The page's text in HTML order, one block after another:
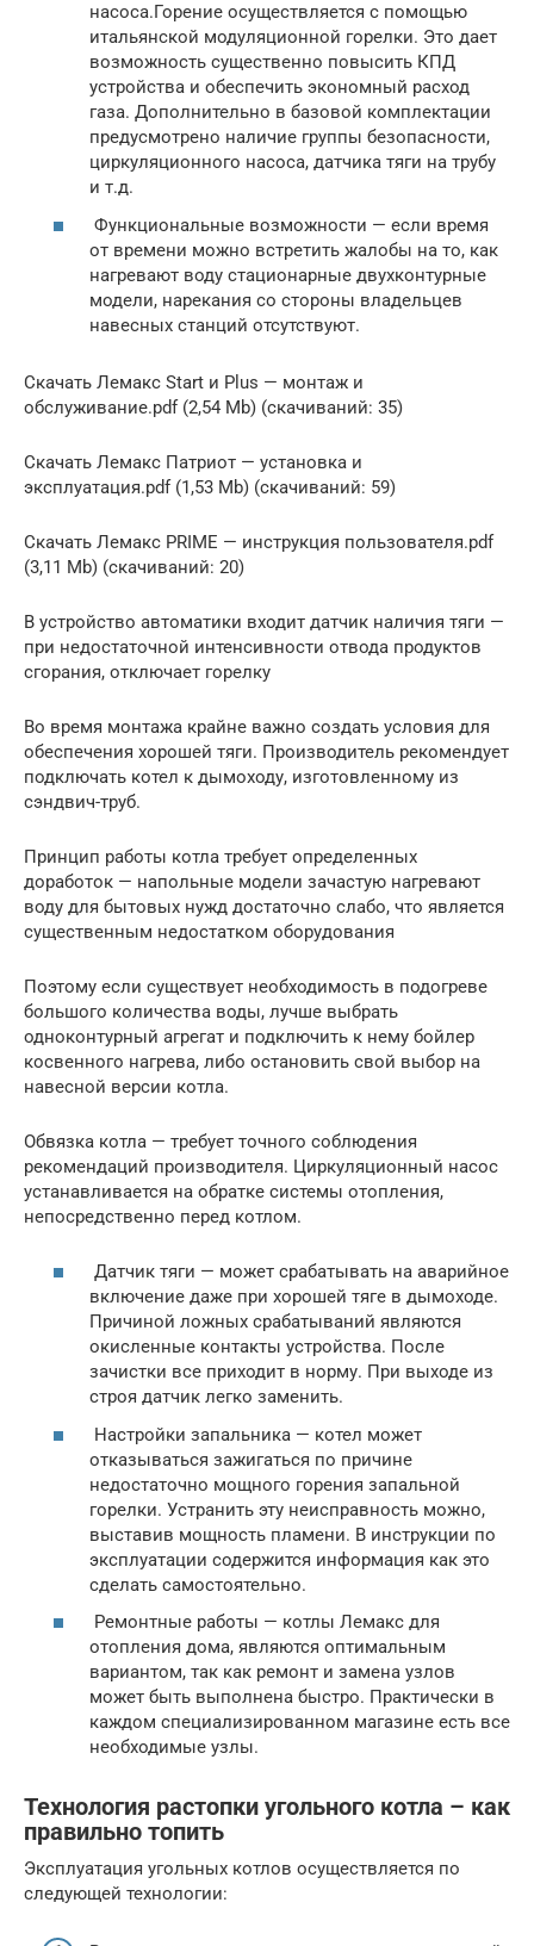
насоса.Горение осуществляется с помощью
итальянской модуляционной горелки. Это дает
возможность существенно повысить КПД
устройства и обеспечить экономный расход
газа. Дополнительно в базовой комплектации
предусмотрено наличие группы безопасности,
циркуляционного насоса, датчика тяги на трубу
и т.д.
Функциональные возможности — если время
от времени можно встретить жалобы на то, как
нагревают воду стационарные двухконтурные
модели, нарекания со стороны владельцев
навесных станций отсутствуют.
Скачать Лемакс Start и Plus — монтаж и
обслуживание.pdf (2,54 Mb) (cкачиваний: 35)
Скачать Лемакс Патриот — установка и
эксплуатация.pdf (1,53 Mb) (cкачиваний: 59)
Скачать Лемакс PRIME — инструкция пользователя.pdf
(3,11 Mb) (cкачиваний: 20)
В устройство автоматики входит датчик наличия тяги —
при недостаточной интенсивности отвода продуктов
сгорания, отключает горелку
Во время монтажа крайне важно создать условия для
обеспечения хорошей тяги. Производитель рекомендует
подключать котел к дымоходу, изготовленному из
сэндвич-труб.
Принцип работы котла требует определенных
доработок — напольные модели зачастую нагревают
воду для бытовых нужд достаточно слабо, что является
существенным недостатком оборудования
Поэтому если существует необходимость в подогреве
большого количества воды, лучше выбрать
одноконтурный агрегат и подключить к нему бойлер
косвенного нагрева, либо остановить свой выбор на
навесной версии котла.
Обвязка котла — требует точного соблюдения
рекомендаций производителя. Циркуляционный насос
устанавливается на обратке системы отопления,
непосредственно перед котлом.
Датчик тяги — может срабатывать на аварийное
включение даже при хорошей тяге в дымоходе.
Причиной ложных срабатываний являются
окисленные контакты устройства. После
зачистки все приходит в норму. При выходе из
строя датчик легко заменить.
Настройки запальника — котел может
отказываться зажигаться по причине
недостаточно мощного горения запальной
горелки. Устранить эту неисправность можно,
выставив мощность пламени. В инструкции по
эксплуатации содержится информация как это
сделать самостоятельно.
Ремонтные работы — котлы Лемакс для
отопления дома, являются оптимальным
вариантом, так как ремонт и замена узлов
может быть выполнена быстро. Практически в
каждом специализированном магазине есть все
необходимые узлы.
Технология растопки угольного котла – как
правильно топить
Эксплуатация угольных котлов осуществляется по
следующей технологии: